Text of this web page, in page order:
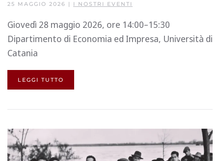
25 MAGGIO 2026 | I NOSTRI EVENTI
Giovedì 28 maggio 2026, ore 14:00–15:30
Dipartimento di Economia ed Impresa, Università di
Catania
LEGGI TUTTO